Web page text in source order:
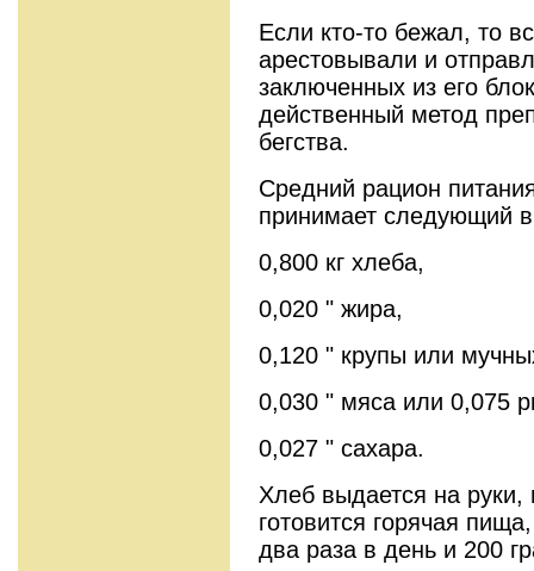
Если кто-то бежал, то
арестовывали и
заключенных из его
действенный метод
бегства.
Средний рацион
принимает следующий
0,800 кг хлеба,
0,020 " жира,
0,120 " крупы или
0,030 " мяса или 0,075
0,027 " сахара.
Хлеб выдается на руки,
готовится горячая
два раза в день и 200